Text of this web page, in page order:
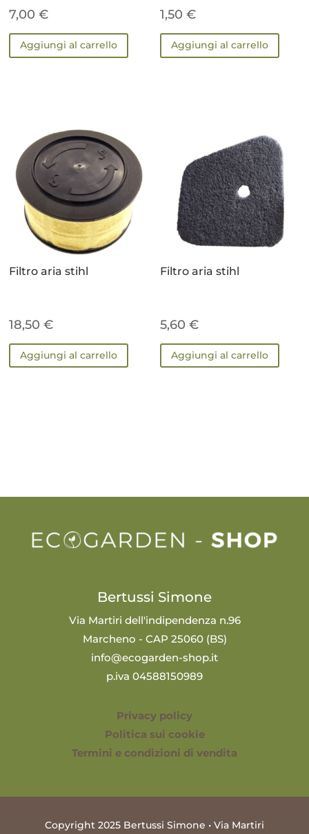
7,00€
Aggiungi al carrello
1,50€
Aggiungi al carrello
Filtro aria stihl
18,50€
Aggiungi al carrello
Filtro aria stihl
5,60€
Aggiungi al carrello
Bertussi Simone
Via Martiri dell'indipendenza n.96
Marcheno - CAP 25060 (BS)
info@ecogarden-shop.it
p.iva 04588150989
Privacy policy
Politica sui cookie
Termini e condizioni di vendita
Copyright 2025 Bertussi Simone • Via Martiri